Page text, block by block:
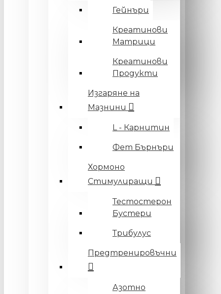
Гейнъри
Креатинови
Матрици
Креатинови
Продукти
Изгаряне на
Мазнини
L - Карнитин
Фет Бърнъри
Хормоно
Стимулиращи
Тестостерон
Бустери
Трибулус
Предтренировъчни
Азотно